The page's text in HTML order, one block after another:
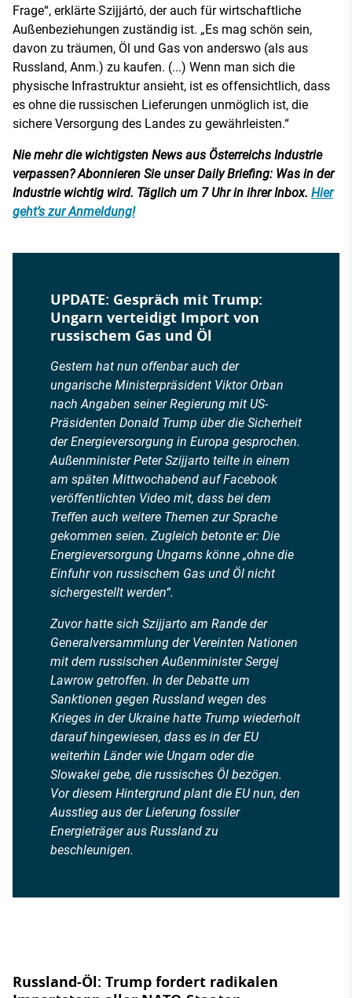
Frage“, erklärte Szijjártó, der auch für wirtschaftliche
Außenbeziehungen zuständig ist. „Es mag schön sein,
davon zu träumen, Öl und Gas von anderswo (als aus
Russland, Anm.) zu kaufen. (...) Wenn man sich die
physische Infrastruktur ansieht, ist es offensichtlich, dass
es ohne die russischen Lieferungen unmöglich ist, die
sichere Versorgung des Landes zu gewährleisten.“
Nie mehr die wichtigsten News aus Österreichs Industrie
verpassen? Abonnieren Sie unser Daily Briefing: Was in der
Industrie wichtig wird. Täglich um 7 Uhr in ihrer Inbox. Hier
geht’s zur Anmeldung!
UPDATE: Gespräch mit Trump:
Ungarn verteidigt Import von
russischem Gas und Öl
Gestern hat nun offenbar auch der
ungarische Ministerpräsident Viktor Orban
nach Angaben seiner Regierung mit US-
Präsidenten Donald Trump über die Sicherheit
der Energieversorgung in Europa gesprochen.
Außenminister Peter Szijjarto teilte in einem
am späten Mittwochabend auf Facebook
veröffentlichten Video mit, dass bei dem
Treffen auch weitere Themen zur Sprache
gekommen seien. Zugleich betonte er: Die
Energieversorgung Ungarns könne „ohne die
Einfuhr von russischem Gas und Öl nicht
sichergestellt werden“.
Zuvor hatte sich Szijjarto am Rande der
Generalversammlung der Vereinten Nationen
mit dem russischen Außenminister Sergej
Lawrow getroffen. In der Debatte um
Sanktionen gegen Russland wegen des
Krieges in der Ukraine hatte Trump wiederholt
darauf hingewiesen, dass es in der EU
weiterhin Länder wie Ungarn oder die
Slowakei gebe, die russisches Öl bezögen.
Vor diesem Hintergrund plant die EU nun, den
Ausstieg aus der Lieferung fossiler
Energieträger aus Russland zu
beschleunigen.
Russland-Öl: Trump fordert radikalen